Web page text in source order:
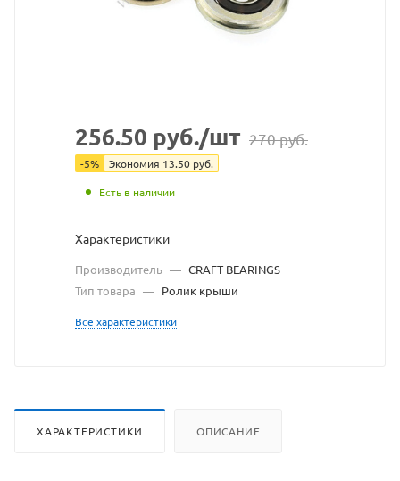
256.50 руб./шт 270руб.
-5% Экономия 13.50 руб.
Есть в наличии
Характеристики
Производитель — CRAFT BEARINGS
Тип товара — Ролик крыши
Все характеристики
ХАРАКТЕРИСТИКИ ОПИСАНИЕ